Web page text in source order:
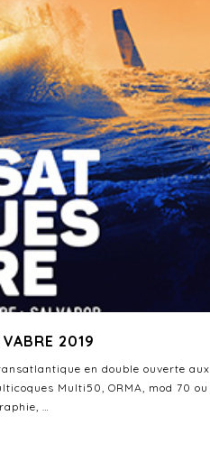
2019
en double ouverte aux
Multi50, ORMA, mod 70 ou
…